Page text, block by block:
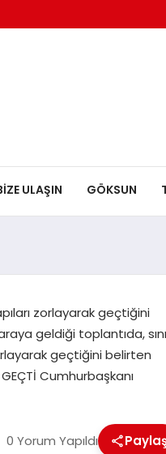
ULAŞIN GÖKSUN
zorlayarak geçtiğini
geldiği toplantıda,
geçtiğini belirten
Cumhurbaşkanı
0 Yorum Yapıldı